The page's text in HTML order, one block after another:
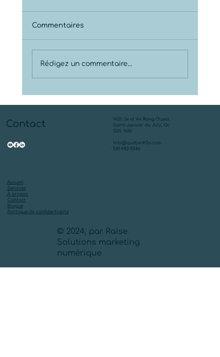
Nouveau puits ou traitement d'eau?
Commentaires
Rédigez un commentaire...
Contact
1431, 3e et 4e Rang Ouest,
Saint-Janvier de Joly, Qc
G0S 1M0
info@quebech2o.com
581-982-9586
Accueil
Services
À propos
Contact
Blogue
Politique de confidentialité
© 2024, par Raise
Solutions marketing
numérique